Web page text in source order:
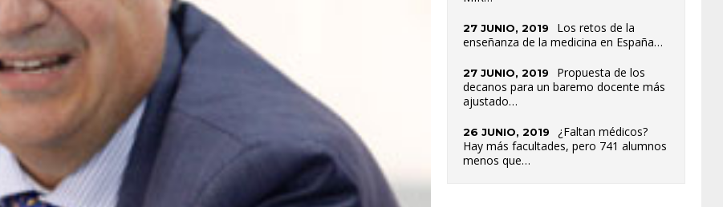
27 JUNIO, 2019
Los retos de la
enseñanza de la medicina en España…
27 JUNIO, 2019
Propuesta de los
decanos para un baremo docente más
ajustado…
26 JUNIO, 2019
¿Faltan médicos?
Hay más facultades, pero 741 alumnos
menos que…